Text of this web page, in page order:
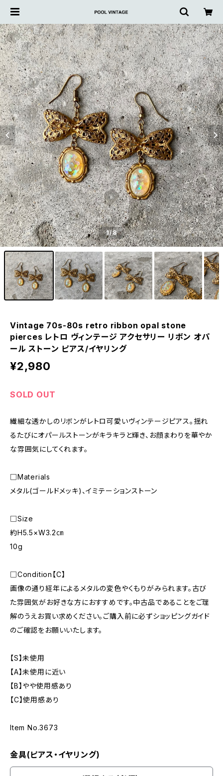
1/8
Vintage 70s-80s retro ribbon opal stone
pierces レトロ ヴィンテージ アクセサリー リボン オパ
ール ストーン ピアス/イヤリング
¥2,980
SOLD OUT
繊細な透かしのリボンがレトロ可愛いヴィンテージピアス。揺れ
るたびにオパールストーンがキラキラと輝き、お顔まわりを華やか
な雰囲気にしてくれます。
□Materials
メタル(ゴールドメッキ)、イミテーションストーン
□Size
約H5.5×W3.2㎝
10g
□Condition【C】
画像の通り経年によるメタルの変色やくもりがみられます。古び
た雰囲気がお好きな方におすすめです。中古品であることをご理
解のうえお買い求めください。ご購入前に必ずショッピングガイド
のご確認をお願いいたします。
【S】未使用
【A】未使用に近い
【B】やや使用感あり
【C】使用感あり
Item No.3673
金具(ピアス・イヤリング)